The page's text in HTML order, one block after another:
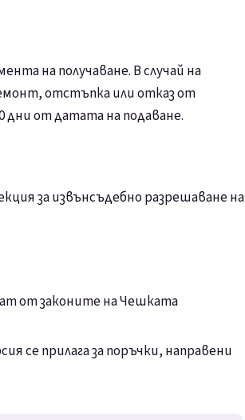
на получаване. В случай на
отстъпка или отказ от
дни от датата на подаване.
за извънсъдебно разрешаване на
от законите на Чешката
се прилага за поръчки, направени